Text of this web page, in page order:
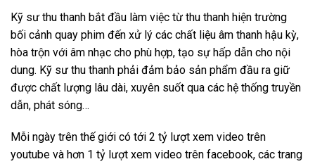
Kỹ sư thu thanh bắt đầu làm việc từ thu thanh hiện trường
bối cảnh quay phim đến xử lý các chất liệu âm thanh hậu kỳ,
hòa trộn với âm nhạc cho phù hợp, tạo sự hấp dẫn cho nội
dung. Kỹ sư thu thanh phải đảm bảo sản phẩm đầu ra giữ
được chất lượng lâu dài, xuyên suốt qua các hệ thống truyền
dẫn, phát sóng…
Mỗi ngày trên thế giới có tới 2 tỷ lượt xem video trên
youtube và hơn 1 tỷ lượt xem video trên facebook, các trang